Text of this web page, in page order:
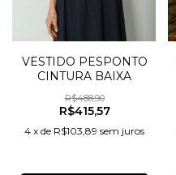
VESTIDO PESPONTO
CINTURA BAIXA
R$488,90
R$415,57
4 x de R$103,89 sem juros